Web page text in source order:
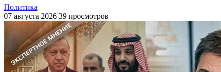
Политика
07 августа 2026 39 просмотров